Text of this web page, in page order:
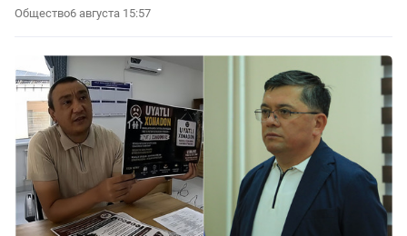
Общество6 августа 15:57